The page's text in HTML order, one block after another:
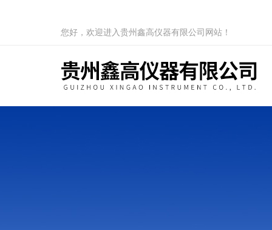
您好，欢迎进入贵州鑫高仪器有限公司网站！